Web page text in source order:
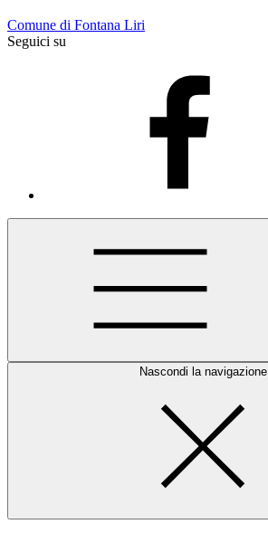
Comune di Fontana Liri
Seguici su
Nascondi la navigazione